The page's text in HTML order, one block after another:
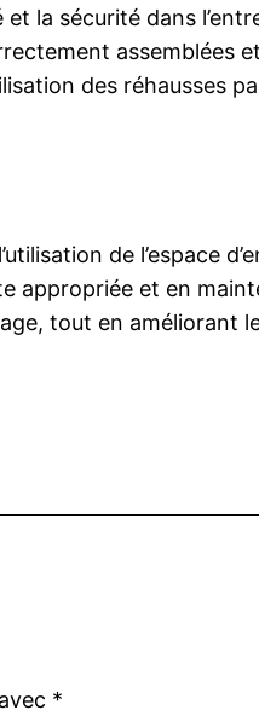
la sécurité dans
assemblées
des réhausses
de l’espace
appropriée et en
tout en améliorant
*